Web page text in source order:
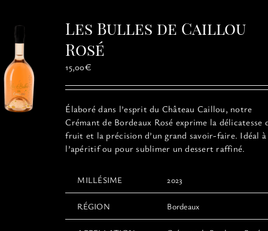
peuvent
la
du
produit
Les Bulles de Caillou
Rosé
15,00€
Élaboré dans l’esprit du Château Caillou, notre
Crémant de Bordeaux Rosé exprime la délicatesse
fruit et la précision d’un grand savoir-faire. Idéal à
l’apéritif ou pour sublimer un dessert raffiné.
MILLÉSIME 2023
RÉGION Bordeaux